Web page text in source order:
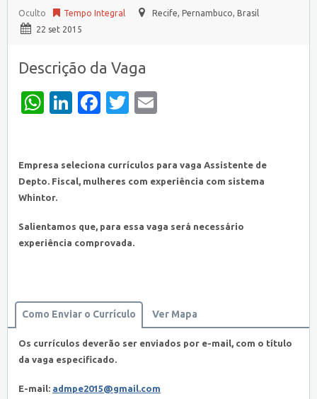
Oculto Tempo Integral Recife, Pernambuco, Brasil
22 set 2015
Descrição da Vaga
WhatsApp
LinkedIn
Facebook
Twitter
Empresa seleciona currículos para vaga Assistente de
Depto. Fiscal, mulheres com experiência com sistema
Whintor.
Salientamos que, para essa vaga será necessário
experiência comprovada.
Como Enviar o Currículo Ver Mapa
Os currículos deverão ser enviados por e-mail, com o título
da vaga especificado.
E-mail: admpe2015@gmail.com